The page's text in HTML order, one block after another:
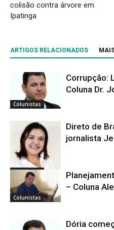
colisão contra árvore em
Ipatinga
ARTIGOS RELACIONADOS
Colunistas
Corrupção:
Coluna Dr.
Colunistas
Direto de
jornalista
Colunistas
– Coluna
Dória